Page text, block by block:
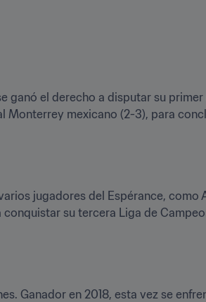
ganó el derecho a disputar su
Monterrey mexicano (2-3), para
jugadores del Espérance, como
su tercera Liga de
Ganador en 2018, esta vez se